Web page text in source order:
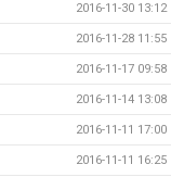
2016-11-30 13:12
2016-11-28 11:55
2016-11-17 09:58
2016-11-14 13:08
2016-11-11 17:00
2016-11-11 16:25